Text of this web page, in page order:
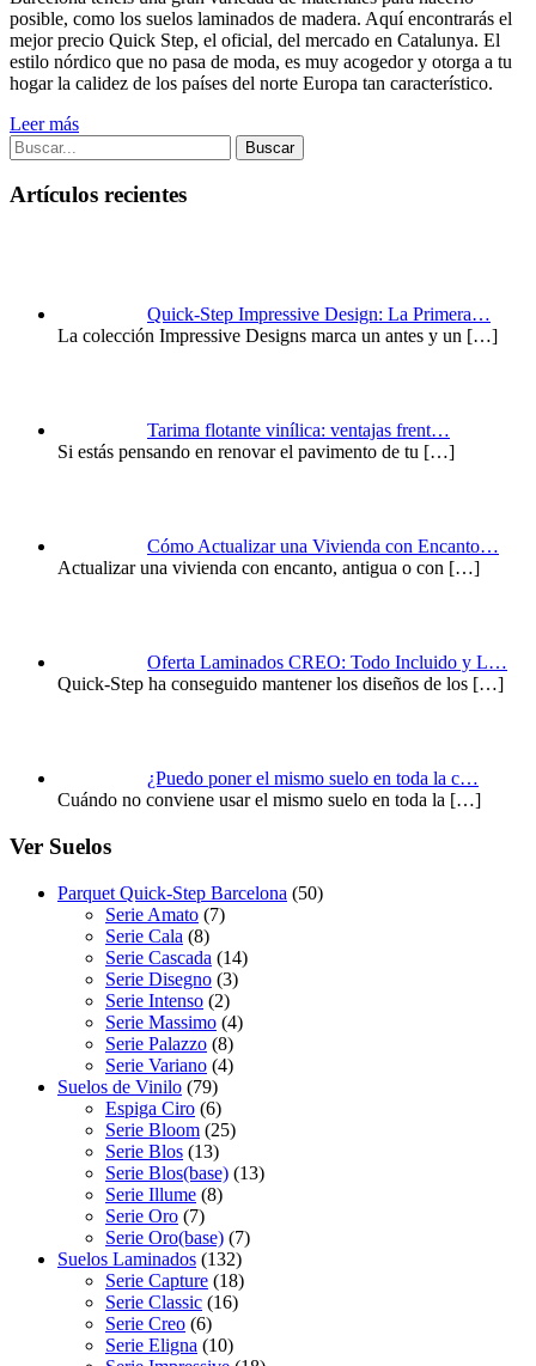
posible, como los suelos laminados de madera. Aquí encontrarás el
mejor precio Quick Step, el oficial, del mercado en Catalunya. El
estilo nórdico que no pasa de moda, es muy acogedor y otorga a tu
hogar la calidez de los países del norte Europa tan característico.
Leer más
Buscar
Artículos recientes
Quick-Step Impressive Design: La Primera…
La colección Impressive Designs marca un antes y un […]
Tarima flotante vinílica: ventajas frent…
Si estás pensando en renovar el pavimento de tu […]
Cómo Actualizar una Vivienda con Encanto…
Actualizar una vivienda con encanto, antigua o con […]
Oferta Laminados CREO: Todo Incluido y L…
Quick-Step ha conseguido mantener los diseños de los […]
¿Puedo poner el mismo suelo en toda la c…
Cuándo no conviene usar el mismo suelo en toda la […]
Ver Suelos
Parquet Quick-Step Barcelona (50)
Serie Amato (7)
Serie Cala (8)
Serie Cascada (14)
Serie Disegno (3)
Serie Intenso (2)
Serie Massimo (4)
Serie Palazzo (8)
Serie Variano (4)
Suelos de Vinilo (79)
Espiga Ciro (6)
Serie Bloom (25)
Serie Blos (13)
Serie Blos(base) (13)
Serie Illume (8)
Serie Oro (7)
Serie Oro(base) (7)
Suelos Laminados (132)
Serie Capture (18)
Serie Classic (16)
Serie Creo (6)
Serie Eligna (10)